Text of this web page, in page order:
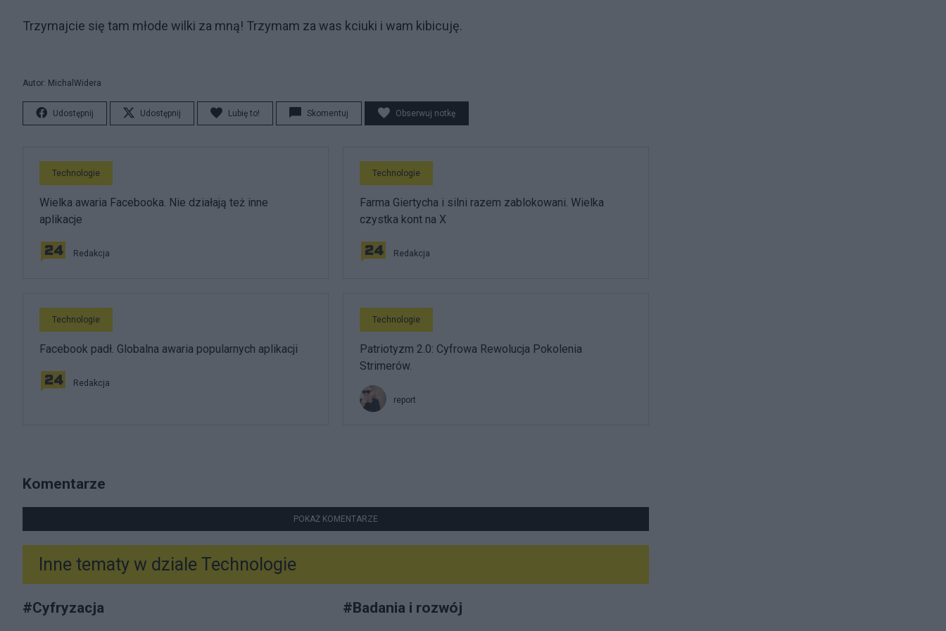
Trzymajcie się tam młode wilki za mną! Trzymam za was kciuki i wam kibicuję.
Autor: MichalWidera
Udostępnij Udostępnij Lubię to! Skomentuj Obserwuj notkę
Technologie
Wielka awaria Facebooka. Nie działają też inne
aplikacje
Redakcja
Technologie
Farma Giertycha i silni razem zablokowani. Wielka
czystka kont na X
Redakcja
Technologie
Facebook padł. Globalna awaria popularnych aplikacji
Redakcja
Technologie
Patriotyzm 2.0: Cyfrowa Rewolucja Pokolenia
Strimerów.
report
Komentarze
POKAŻ KOMENTARZE
Inne tematy w dziale Technologie
#Cyfryzacja #Badania i rozwój